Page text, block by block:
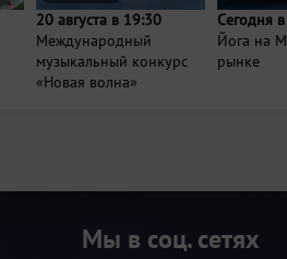
20 августа в 19:30
Международный
музыкальный конкурс
«Новая волна»
Сегодня
Йога на
рынке
Мы в соц. сетях